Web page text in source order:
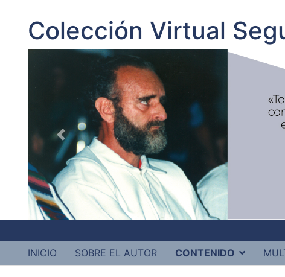
Colección Virtual
INICIO SOBRE EL AUTOR CONTENIDO